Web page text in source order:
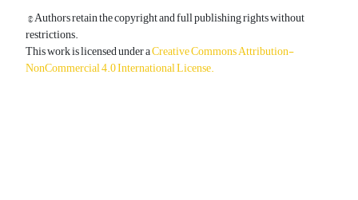
© Authors retain the copyright and full publishing rights without
restrictions.
This work is licensed under aCreative Commons Attribution-
NonCommercial 4.0 International License.